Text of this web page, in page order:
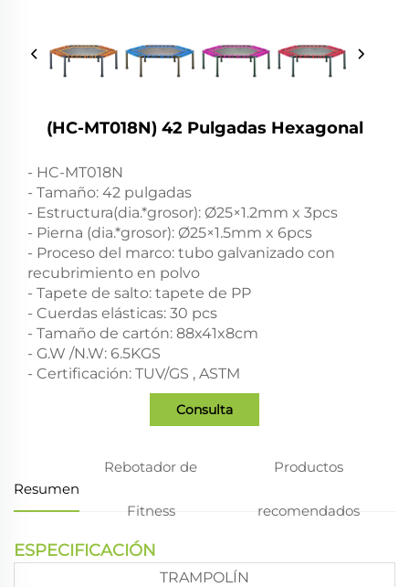
(HC-MT018N) 42 Pulgadas Hexagonal
- HC-MT018N
- Tamaño: 42 pulgadas
- Estructura(dia.*grosor): Ø25×1.2mm x 3pcs
- Pierna (dia.*grosor): Ø25×1.5mm x 6pcs
- Proceso del marco: tubo galvanizado con
recubrimiento en polvo
- Tapete de salto: tapete de PP
- Cuerdas elásticas: 30 pcs
- Tamaño de cartón: 88x41x8cm
- G.W /N.W: 6.5KGS
- Certificación: TUV/GS , ASTM
Consulta
Resumen
Rebotador de
Fitness
Productos
recomendados
ESPECIFICACIÓN
TRAMPOLÍN